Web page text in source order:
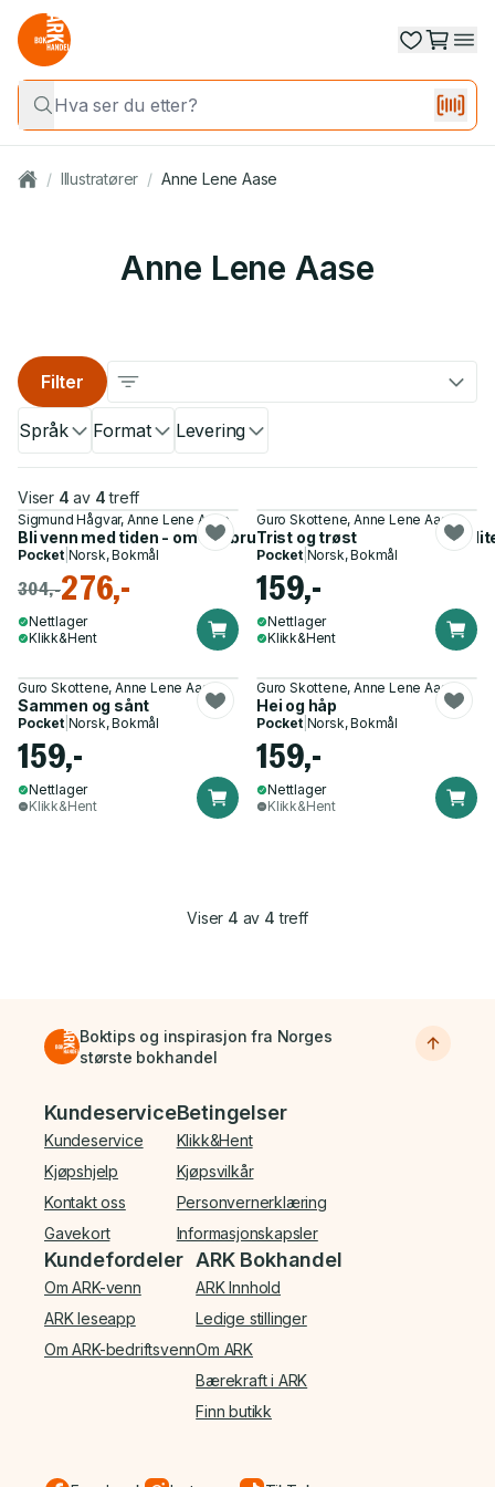
/ Illustratører / Anne Lene Aase
Anne Lene Aase
Språk Format Levering
Filter
Viser 4 av 4 treff
Sigmund Hågvar, Anne Lene Aase
Bli venn med tiden - om tidsbruk, god planlegging og
Pocket| Norsk, Bokmål
304,-276,-
Nettlager
Klikk&Hent
Guro Skottene, Anne Lene Aase
Trist og trøst
Pocket| Norsk, Bokmål
159,-
Nettlager
Klikk&Hent
Guro Skottene, Anne Lene Aase
Sammen og sånt
Pocket| Norsk, Bokmål
159,-
Nettlager
Klikk&Hent
Guro Skottene, Anne Lene Aase
Hei og håp
Pocket| Norsk, Bokmål
159,-
Nettlager
Klikk&Hent
Viser 4 av 4 treff
Boktips og inspirasjon fra Norges
største bokhandel
Bunnmeny
Kundeservice
Kundeservice
Kjøpshjelp
Kontakt oss
Gavekort
Betingelser
Klikk&Hent
Kjøpsvilkår
Personvernerklæring
Informasjonskapsler
Kundefordeler
Om ARK-venn
ARK leseapp
Om ARK-bedriftsvenn
ARK Bokhandel
ARK Innhold
Ledige stillinger
Om ARK
Bærekraft i ARK
Finn butikk